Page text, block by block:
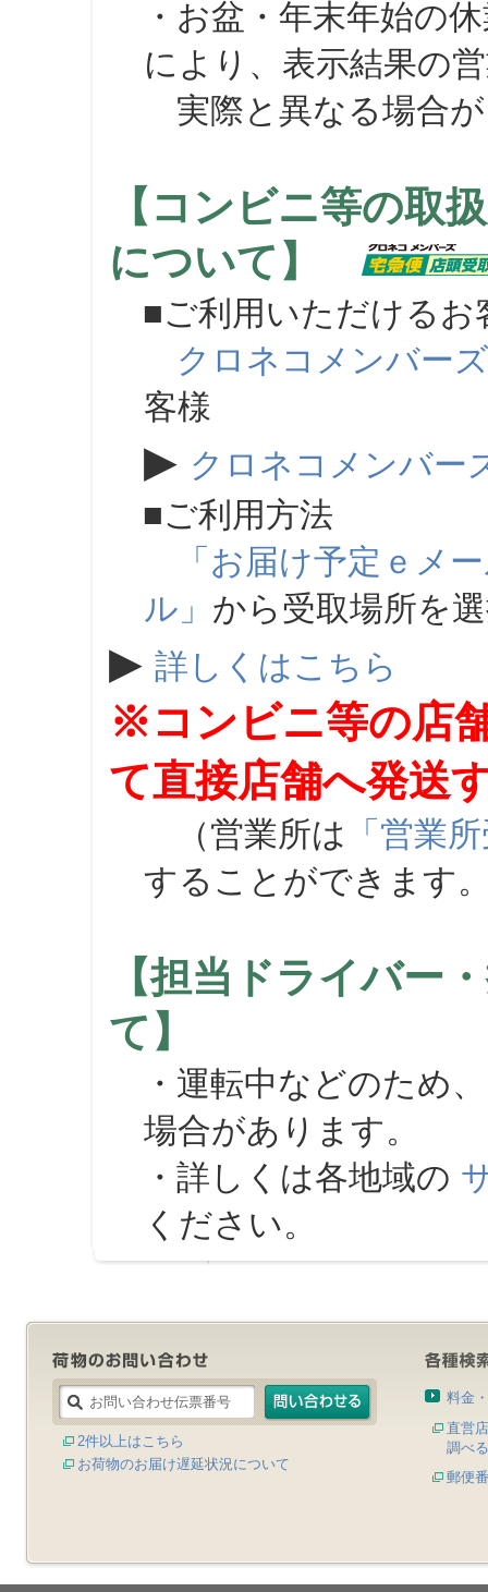
・お盆・年末年始の
により、表示結果の
実際と異なる場合が
【コンビニ等の取
について】
■ご利用いただけるお
クロネコメンバーズ
客様
▶ クロネコメンバー
■ご利用方法
「お届け予定ｅメ
ル」 から受取場所を
▶ 詳しくはこちら
※コンビニ等の店
て直接店舗へ発送
（営業所は 「営業
することができます
【担当ドライバー
て】
・運転中などのため
場合があります。
・詳しくは各地域の
ください。
2件以上はこちら
お荷物のお届け遅延状況について
料金
直営
調べる
郵便